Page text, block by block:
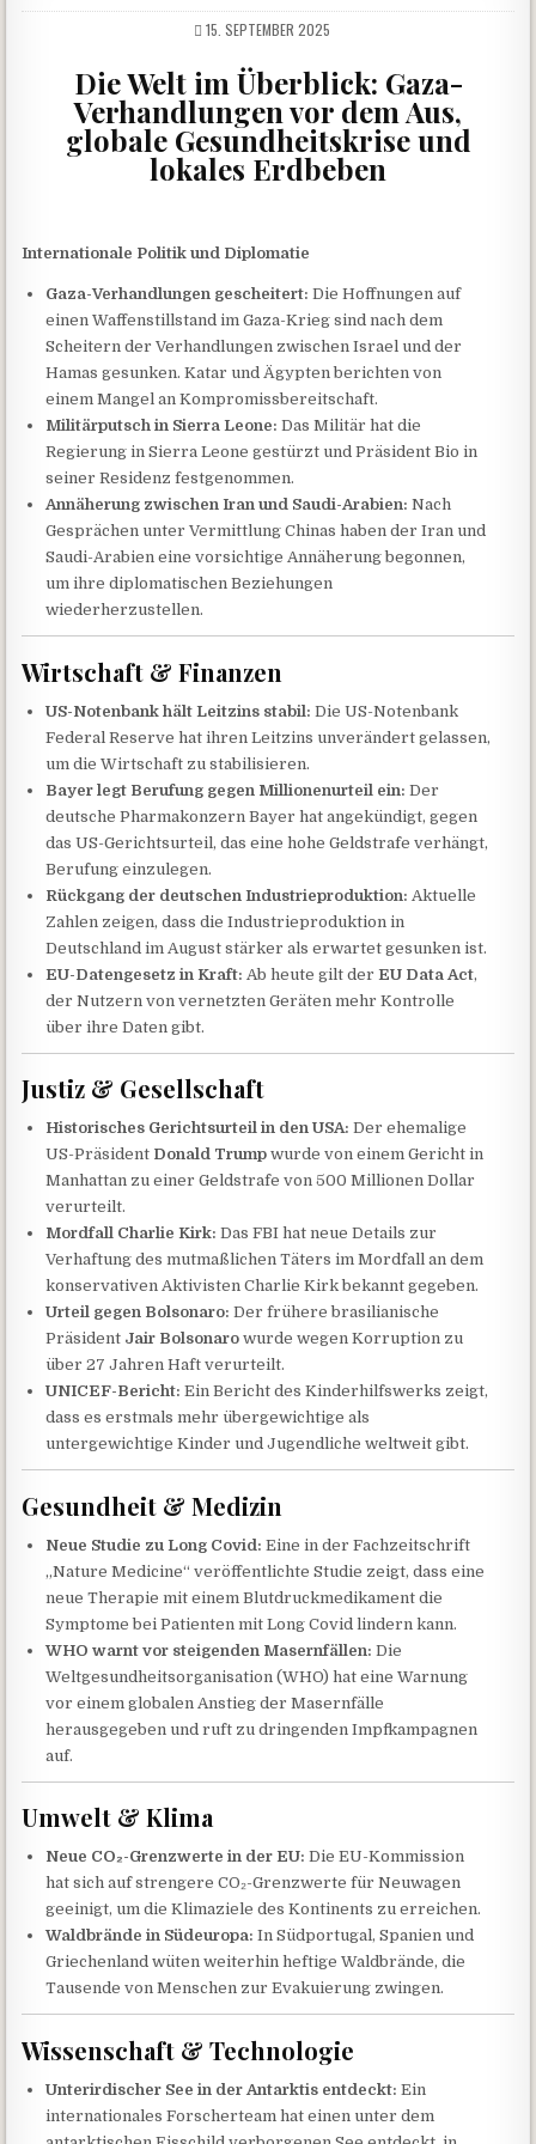
15. SEPTEMBER 2025
Die Welt im Überblick: Gaza-
Verhandlungen vor dem Aus,
globale Gesundheitskrise und
lokales Erdbeben
Internationale Politik und Diplomatie
Gaza-Verhandlungen gescheitert: Die Hoffnungen auf
einen Waffenstillstand im Gaza-Krieg sind nach dem
Scheitern der Verhandlungen zwischen Israel und der
Hamas gesunken. Katar und Ägypten berichten von
einem Mangel an Kompromissbereitschaft.
Militärputsch in Sierra Leone: Das Militär hat die
Regierung in Sierra Leone gestürzt und Präsident Bio in
seiner Residenz festgenommen.
Annäherung zwischen Iran und Saudi-Arabien: Nach
Gesprächen unter Vermittlung Chinas haben der Iran und
Saudi-Arabien eine vorsichtige Annäherung begonnen,
um ihre diplomatischen Beziehungen
wiederherzustellen.
Wirtschaft & Finanzen
US-Notenbank hält Leitzins stabil: Die US-Notenbank
Federal Reserve hat ihren Leitzins unverändert gelassen,
um die Wirtschaft zu stabilisieren.
Bayer legt Berufung gegen Millionenurteil ein: Der
deutsche Pharmakonzern Bayer hat angekündigt, gegen
das US-Gerichtsurteil, das eine hohe Geldstrafe verhängt,
Berufung einzulegen.
Rückgang der deutschen Industrieproduktion: Aktuelle
Zahlen zeigen, dass die Industrieproduktion in
Deutschland im August stärker als erwartet gesunken ist.
EU-Datengesetz in Kraft: Ab heute gilt der EU Data Act,
der Nutzern von vernetzten Geräten mehr Kontrolle
über ihre Daten gibt.
Justiz & Gesellschaft
Historisches Gerichtsurteil in den USA: Der ehemalige
US-Präsident Donald Trump wurde von einem Gericht in
Manhattan zu einer Geldstrafe von 500 Millionen Dollar
verurteilt.
Mordfall Charlie Kirk: Das FBI hat neue Details zur
Verhaftung des mutmaßlichen Täters im Mordfall an dem
konservativen Aktivisten Charlie Kirk bekannt gegeben.
Urteil gegen Bolsonaro: Der frühere brasilianische
Präsident Jair Bolsonaro wurde wegen Korruption zu
über 27 Jahren Haft verurteilt.
UNICEF-Bericht: Ein Bericht des Kinderhilfswerks zeigt,
dass es erstmals mehr übergewichtige als
untergewichtige Kinder und Jugendliche weltweit gibt.
Gesundheit & Medizin
Neue Studie zu Long Covid: Eine in der Fachzeitschrift
„Nature Medicine“ veröffentlichte Studie zeigt, dass eine
neue Therapie mit einem Blutdruckmedikament die
Symptome bei Patienten mit Long Covid lindern kann.
WHO warnt vor steigenden Masernfällen: Die
Weltgesundheitsorganisation (WHO) hat eine Warnung
vor einem globalen Anstieg der Masernfälle
herausgegeben und ruft zu dringenden Impfkampagnen
auf.
Umwelt & Klima
Neue CO₂-Grenzwerte in der EU: Die EU-Kommission
hat sich auf strengere CO₂-Grenzwerte für Neuwagen
geeinigt, um die Klimaziele des Kontinents zu erreichen.
Waldbrände in Südeuropa: In Südportugal, Spanien und
Griechenland wüten weiterhin heftige Waldbrände, die
Tausende von Menschen zur Evakuierung zwingen.
Wissenschaft & Technologie
Unterirdischer See in der Antarktis entdeckt: Ein
internationales Forscherteam hat einen unter dem